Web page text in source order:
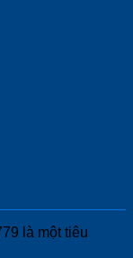
là một tiêu